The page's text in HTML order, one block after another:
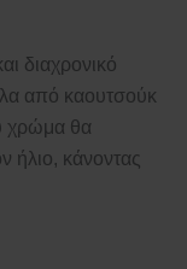
διαχρονικό
από καουτσούκ
χρώμα θα
ήλιο, κάνοντας